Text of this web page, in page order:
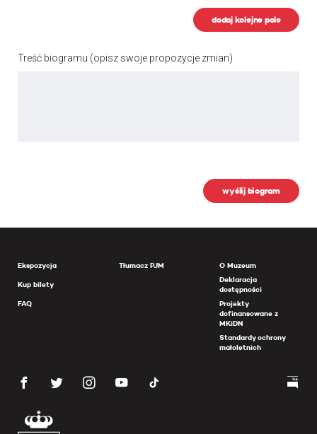
dodaj kolejne pole
Treść biogramu (opisz swoje propozycje zmian)
wyślij biogram
Ekspozycja
Kup bilety
FAQ
Tłumacz PJM
O Muzeum
Deklaracja
dostępności
Projekty
dofinansowane z
MKiDN
Standardy ochrony
małoletnich